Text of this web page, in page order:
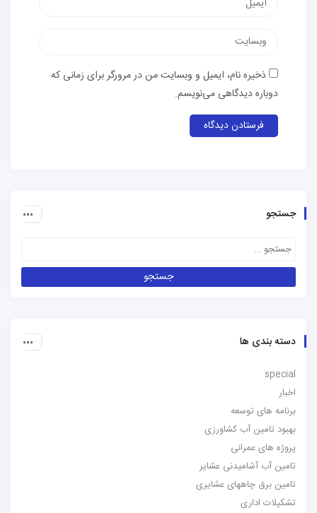
وب‌سایت
ذخیره نام، ایمیل و وبسایت من در مرورگر برای زمانی که
دوباره دیدگاهی می‌نویسم.
جستجو
دسته بندی ها
special
اخبار
برنامه های توسعه
بهبود تامین آب کشاورزی
پروژه های عمرانی
تامین آب آشامیدنی عشایر
تامین برق چاههای عشایری
تشکیلات اداری